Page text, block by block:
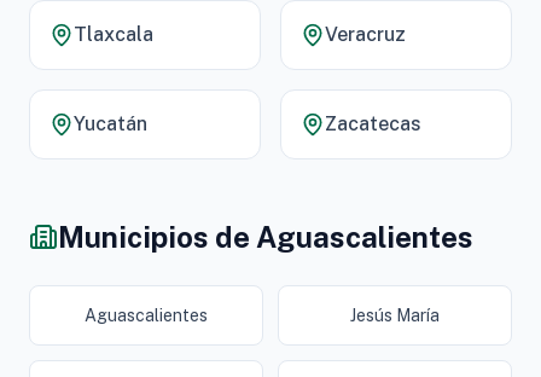
Tlaxcala Veracruz
Yucatán Zacatecas
Municipios de Aguascalientes
Aguascalientes Jesús María